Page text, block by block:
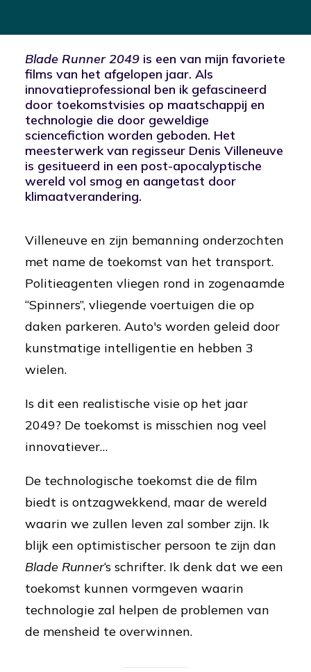
Blade Runner 2049 is een van mijn favoriete
films van het afgelopen jaar. Als
innovatieprofessional ben ik gefascineerd
door toekomstvisies op maatschappij en
technologie die door geweldige
sciencefiction worden geboden. Het
meesterwerk van regisseur Denis Villeneuve
is gesitueerd in een post-apocalyptische
wereld vol smog en aangetast door
klimaatverandering.
Villeneuve en zijn bemanning onderzochten
met name de toekomst van het transport.
Politieagenten vliegen rond in zogenaamde
“Spinners”, vliegende voertuigen die op
daken parkeren. Auto's worden geleid door
kunstmatige intelligentie en hebben 3
wielen.
Is dit een realistische visie op het jaar
2049? De toekomst is misschien nog veel
innovatiever…
De technologische toekomst die de film
biedt is ontzagwekkend, maar de wereld
waarin we zullen leven zal somber zijn. Ik
blijk een optimistischer persoon te zijn dan
Blade Runner‘s schrifter. Ik denk dat we een
toekomst kunnen vormgeven waarin
technologie zal helpen de problemen van
de mensheid te overwinnen.